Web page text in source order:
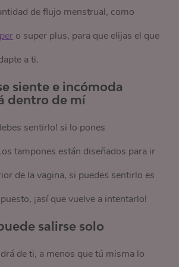
de flujo menstrual, como
o super plus, para que elijas el que
a ti.
siente e incómoda
dentro de mí
sentirlo! si lo pones
tampones están diseñados para ir
de la vagina, si puedes sentirlo es
¡así que vuelve a intentarlo!
salirse solo
de ti, a menos que tú misma lo